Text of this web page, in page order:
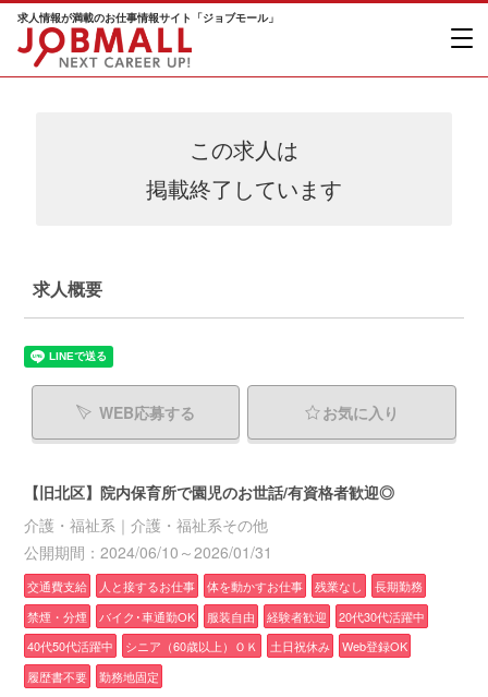
求人情報が満載のお仕事情報サイト「ジョブモール」
この求人は
掲載終了しています
求人概要
WEB応募する お気に入り
【旧北区】院内保育所で園児のお世話/有資格者歓迎◎
介護・福祉系｜介護・福祉系その他
公開期間：2024/06/10～2026/01/31
交通費支給 人と接するお仕事 体を動かすお仕事 残業なし
長期勤務
禁煙・分煙
バイク･車通勤OK 服装自由 経験者歓迎
20代30代活躍中
40代50代活躍中
シニア（60歳以上）ＯＫ 土日祝休み
Web登録OK
履歴書不要
勤務地固定